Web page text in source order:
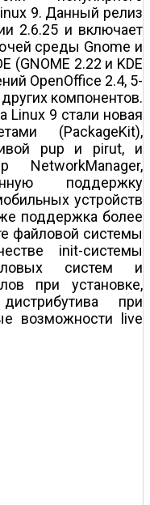
9. Данный релиз
2.6.25 и включает
среды Gnome и
(GNOME 2.22 и KDE
OpenOffice 2.4, 5-
компонентов.
Linux 9 стали новая
(PackageKit),
pup и pirut, и
поддержку
устройств
поддержка более
файловой системы
init-системы
систем и
при установке,
при
возможности live